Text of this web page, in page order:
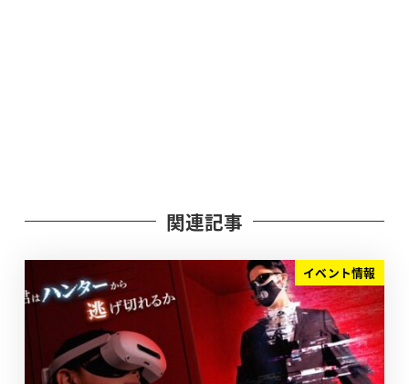
関連記事
イベント情報